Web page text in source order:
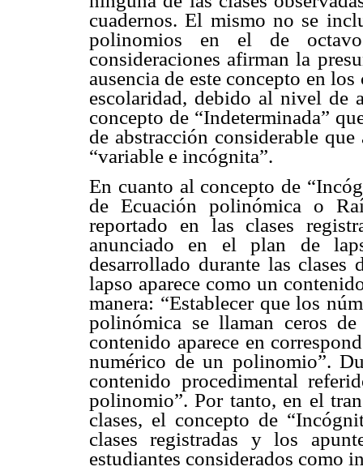
cuadernos. El mismo no se
polinomios en el de
consideraciones afirman la
ausencia de este concepto en
escolaridad, debido al nivel de
concepto de “Indeterminada”
de abstracción considerable
“variable e incógnita”.
En cuanto al concepto de
de Ecuación polinómica o
reportado en las clases
anunciado en el plan de
desarrollado durante las
lapso aparece como un
manera: “Establecer que los
polinómica se llaman ceros
contenido aparece en
numérico de un polinomio”.
contenido procedimental
polinomio”. Por tanto, en el
clases, el concepto de
clases registradas y los
estudiantes considerados como